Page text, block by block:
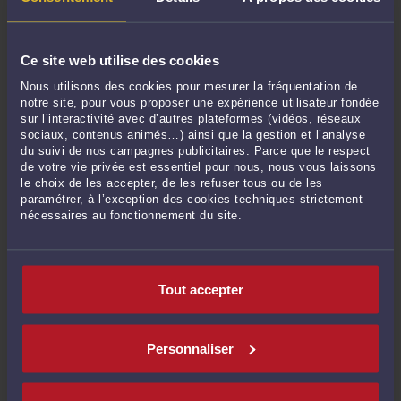
Ce site web utilise des cookies
Nous utilisons des cookies pour mesurer la fréquentation de
notre site, pour vous proposer une expérience utilisateur fondée
sur l’interactivité avec d’autres plateformes (vidéos, réseaux
sociaux, contenus animés…) ainsi que la gestion et l’analyse
du suivi de nos campagnes publicitaires. Parce que le respect
de votre vie privée est essentiel pour nous, nous vous laissons
le choix de les accepter, de les refuser tous ou de les
paramétrer, à l’exception des cookies techniques strictement
nécessaires au fonctionnement du site.
Tout accepter
Personnaliser
devient impossible, même en l’absence de jugement définitif.
: les créanciers doivent pouvoir se fier à l’absence de réaction
de l’héritier pour engager des poursuites.
Toutefois, cet encadrement n’est pas absolu. L’article 772
prévoit une exception : l’héritier peut solliciter un délai
supplémentaire auprès du juge s’il justifie de motifs sérieux
(par exemple, un inventaire complexe ou un litige sur l’actif).
Dans l’affaire des consorts [L], aucun tel recours n’a été
exercé, ce qui a rendu leur renonciation tardive irrecevable.
La Cour souligne ainsi que les héritiers doivent anticiper les
conséquences patrimoniales.
L’arrêt de la Cour de cassation du 5 février 2025 consacre
une vision pragmatique du droit des successions, où
l’équilibre entre les intérêts des héritiers et des créanciers
penche en faveur de ces derniers. En érigeant l’inaction en
acceptation pure et simple, le législateur et la jurisprudence
sanctionnent non seulement la négligence, mais protègent
aussi l’effectivité des recours des créanciers.